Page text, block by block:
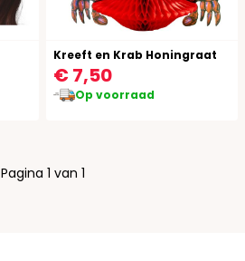
Kreeft en Krab Honingraat
€ 7,50
Op voorraad
Pagina 1 van 1